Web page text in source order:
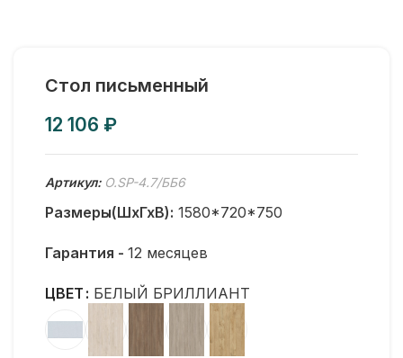
Стол письменный
₽
Артикул: O.SP-4.7/ББ6
Размеры(ШхГхВ): 1580*720*750
Гарантия - 12 месяцев
ЦВЕТ БЕЛЫЙ БРИЛЛИАНТ